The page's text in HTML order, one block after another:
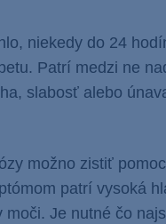
niekedy do 24
Patrí medzi ne
slabosť alebo
možno zistiť
patrí vysoká
Je nutné čo